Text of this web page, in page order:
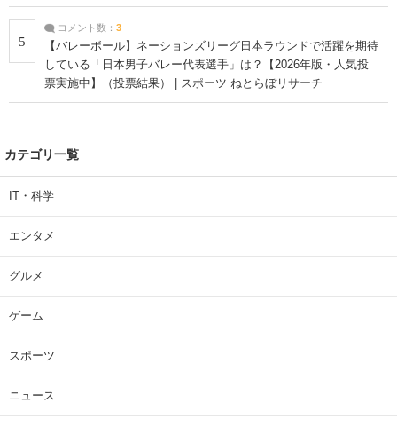
5
コメント数： 3
【バレーボール】ネーションズリーグ日本ラウンドで活躍を期待
している「日本男子バレー代表選手」は？【2026年版・人気投
票実施中】（投票結果） | スポーツ ねとらぼリサーチ
カテゴリ一覧
IT・科学
エンタメ
グルメ
ゲーム
スポーツ
ニュース